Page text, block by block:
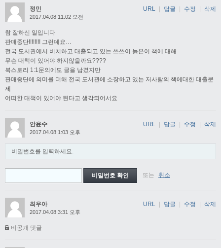
정민
2017.04.08 11:02 오전
참 잘하신 일입니다
판매중단!!!!!!!! 그런데요…
전국 도서관에서 비치하고 대출되고 있는 쓰쓰이 늙은이 책에 대해
무슨 대책이 있어야 하지않을까요????
북스토리 1:1문의에도 글을 남겼지만
판매중단에 의미를 더해 전국 도서관에 소장하고 있는 저사람의 책에대한 대출문
제
어떠한 대책이 있어야 된다고 생각되어서요
URL | 답글 | 수정 | 삭제
안윤수
2017.04.08 1:03 오후
비밀번호를 입력하세요.
또는 취소
URL | 답글 | 수정 | 삭제
최우아
2017.04.08 3:31 오후
비공개 댓글
URL | 답글 | 수정 | 삭제